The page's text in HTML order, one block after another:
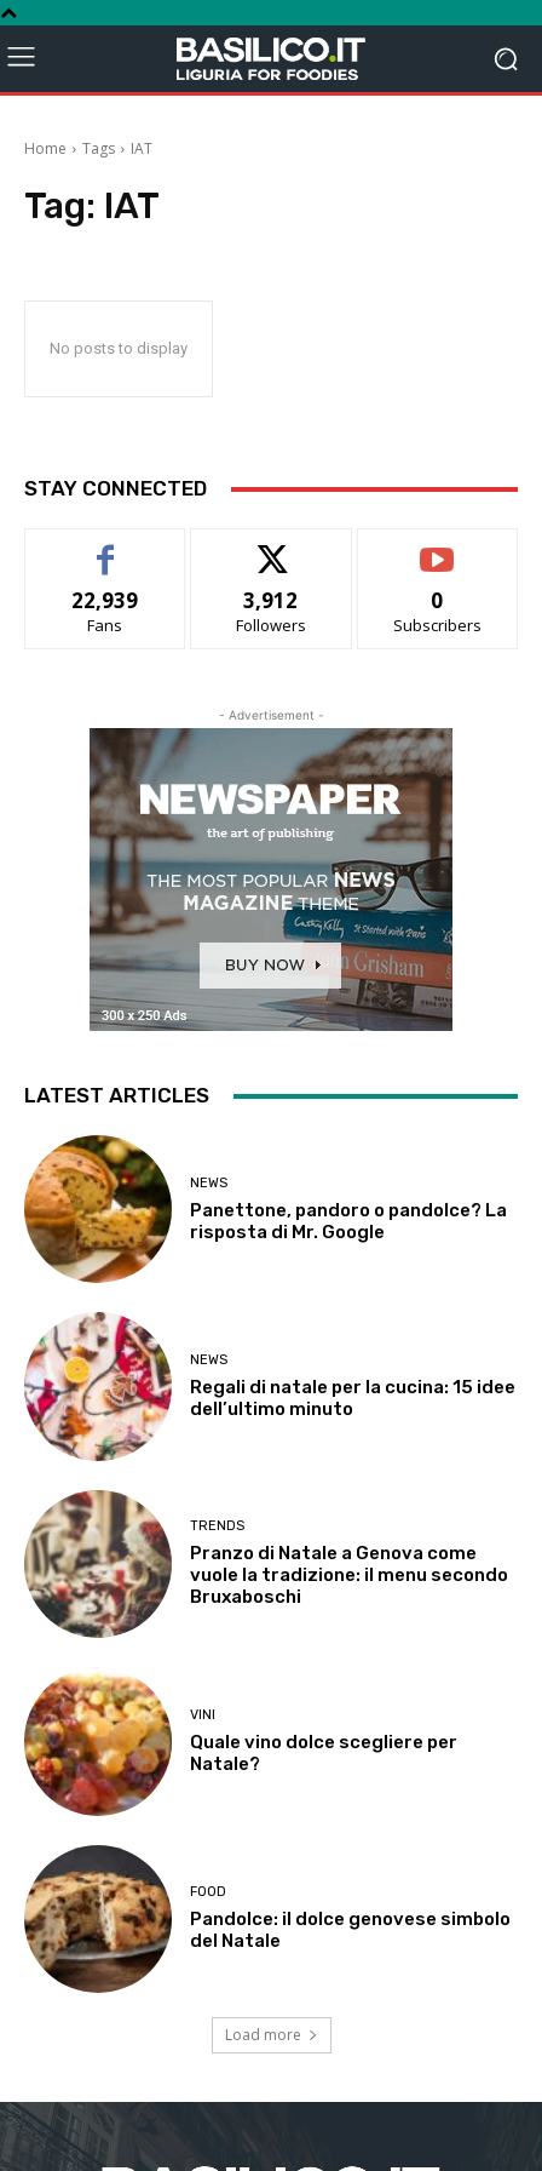
Home Tags IAT
Tag: IAT
No posts to display
STAY CONNECTED
22,939
Fans
3,912
Followers
0
Subscribers
- Advertisement -
LATEST ARTICLES
NEWS
Panettone, pandoro o pandolce? La
risposta di Mr. Google
NEWS
Regali di natale per la cucina: 15 idee
dell’ultimo minuto
TRENDS
Pranzo di Natale a Genova come
vuole la tradizione: il menu secondo
Bruxaboschi
VINI
Quale vino dolce scegliere per
Natale?
FOOD
Pandolce: il dolce genovese simbolo
del Natale
Load more